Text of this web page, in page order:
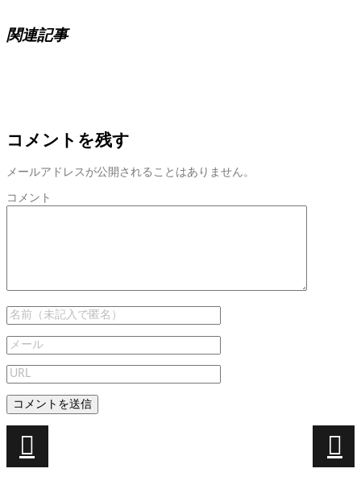
関連記事
コメントを残す
メールアドレスが公開されることはありません。
コメント
投
稿